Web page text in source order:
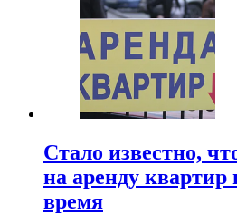
Стало известно,
на аренду
время